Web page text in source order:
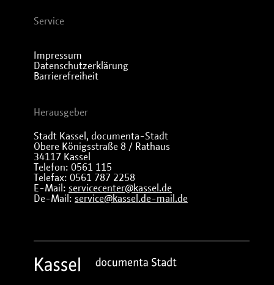
Service
Impressum
Datenschutzerklärung
Barrierefreiheit
Herausgeber
Stadt Kassel, documenta-Stadt
Obere Königsstraße 8 / Rathaus
34117 Kassel
Telefon: 0561 115
Telefax: 0561 787 2258
E-Mail: servicecenter@kassel.de
De-Mail: service@kassel.de-mail.de